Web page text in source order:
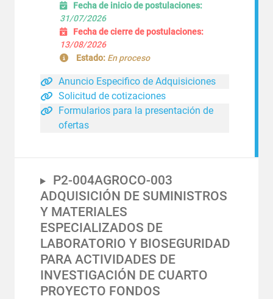
Fecha de inicio de postulaciones:
31/07/2026
Fecha de cierre de postulaciones:
13/08/2026
Estado: En proceso
Anuncio Especifico de Adquisiciones
Solicitud de cotizaciones
Formularios para la presentación de
ofertas
P2-004AGROCO-003
ADQUISICIÓN DE SUMINISTROS
Y MATERIALES
ESPECIALIZADOS DE
LABORATORIO Y BIOSEGURIDAD
PARA ACTIVIDADES DE
INVESTIGACIÓN DE CUARTO
PROYECTO FONDOS